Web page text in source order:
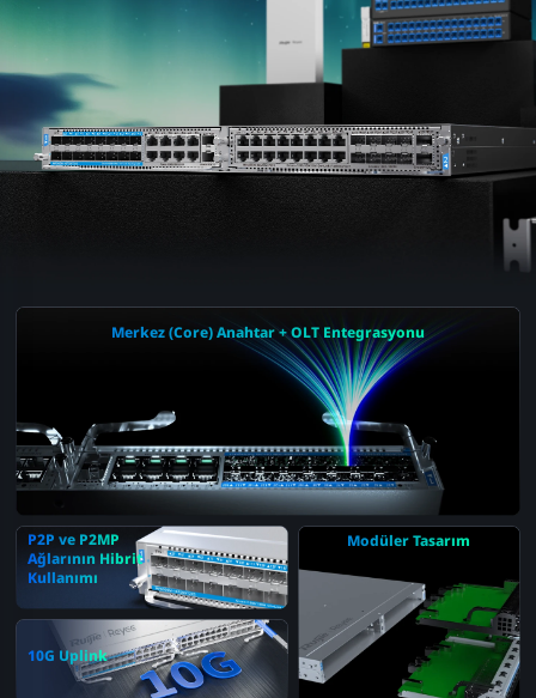
Merkez (Core) Anahtar + OLT Entegrasyonu
P2P ve P2MP
Ağlarının Hibrit
Kullanımı
10G Uplink
Modüler Tasarım